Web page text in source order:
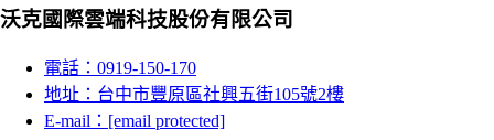
沃克國際雲端科技股份有限公司
電話：0919-150-170
地址：台中市豐原區社興五街105號2樓
E-mail： [email protected]